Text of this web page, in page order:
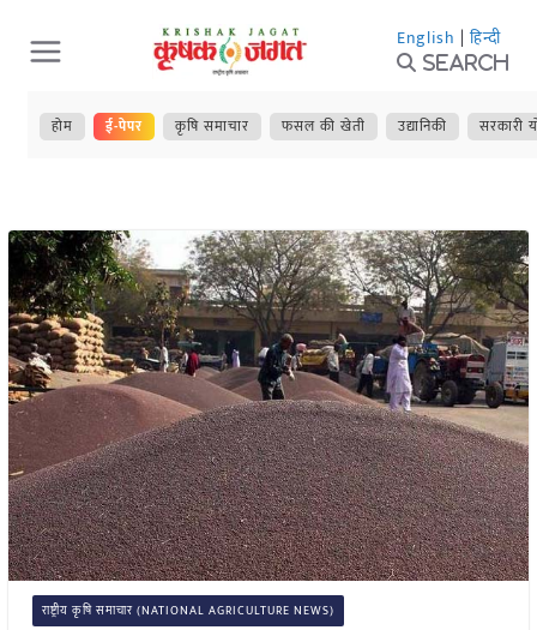
Skip
to
content
English | हिन्दी
Search
होम ई-पेपर कृषि समाचार फसल की खेती उद्यानिकी सरकारी
राष्ट्रीय कृषि समाचार (NATIONAL AGRICULTURE NEWS)